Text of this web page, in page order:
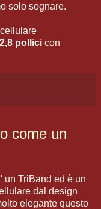
solo sognare.
pollici con
come un
un TriBand ed è un
dal design
elegante questo